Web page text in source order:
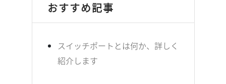
おすすめ記事
スイッチポートとは何か、詳しく
紹介します